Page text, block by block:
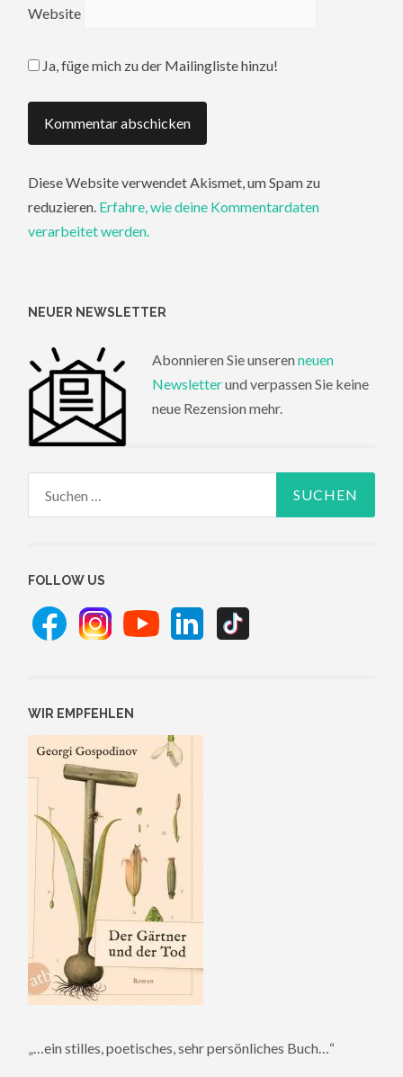
Website
Ja, füge mich zu der Mailingliste hinzu!
Diese Website verwendet Akismet, um Spam zu
reduzieren. Erfahre, wie deine Kommentardaten
verarbeitet werden.
NEUER NEWSLETTER
Abonnieren Sie unseren neuen
Newsletterund verpassen Sie keine
neue Rezension mehr.
FOLLOW US
WIR EMPFEHLEN
„…ein stilles, poetisches, sehr persönliches Buch…“